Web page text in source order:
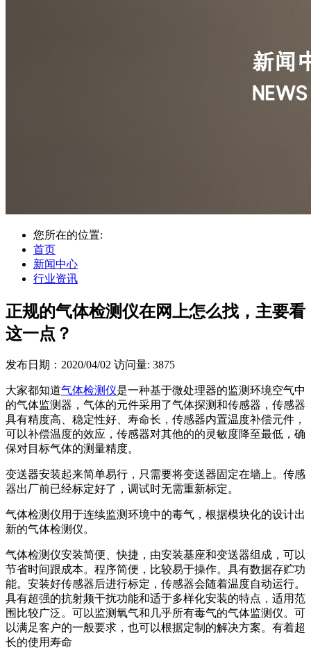
您所在的位置:
首页
新闻中心
行业资讯
正规的气体检测仪在网上怎么找，主要看
这一点？
发布日期：2020/04/02 访问量: 3875
大家都知道气体检测仪是一种基于微处理器的监测环境空气中
的气体监测器，气体的元件采用了气体探测和传感器，传感器
具有精度高、稳定性好、寿命长，传感器内置温度补偿元件，
可以补偿温度的效应，传感器对其他的的灵敏度降至最低，确
保对目标气体的测量精度。
变送器安装起来简单易行，只需要将变送器固定在墙上。传感
器出厂前已经标定好了，调试时无需重新标定。
气体检测仪用于连续监测环境中的毒气，根据模块化的设计出
新的气体检测仪。
气体检测仪安装简便、快捷，由安装基座和变送器组成，可以
节省时间跟成本。程序简便，比较易于操作。具有数据存贮功
能。安装好传感器后进行标定，传感器会随着温度自动运行。
具有超强的抗射频干扰功能和适于多样化安装的特点，适用范
围比较广泛。可以监测氧气和几乎所有毒气的气体监测仪。可
以满足客户的一般要求，也可以根据定制的解决方案。有着超
长的使用寿命